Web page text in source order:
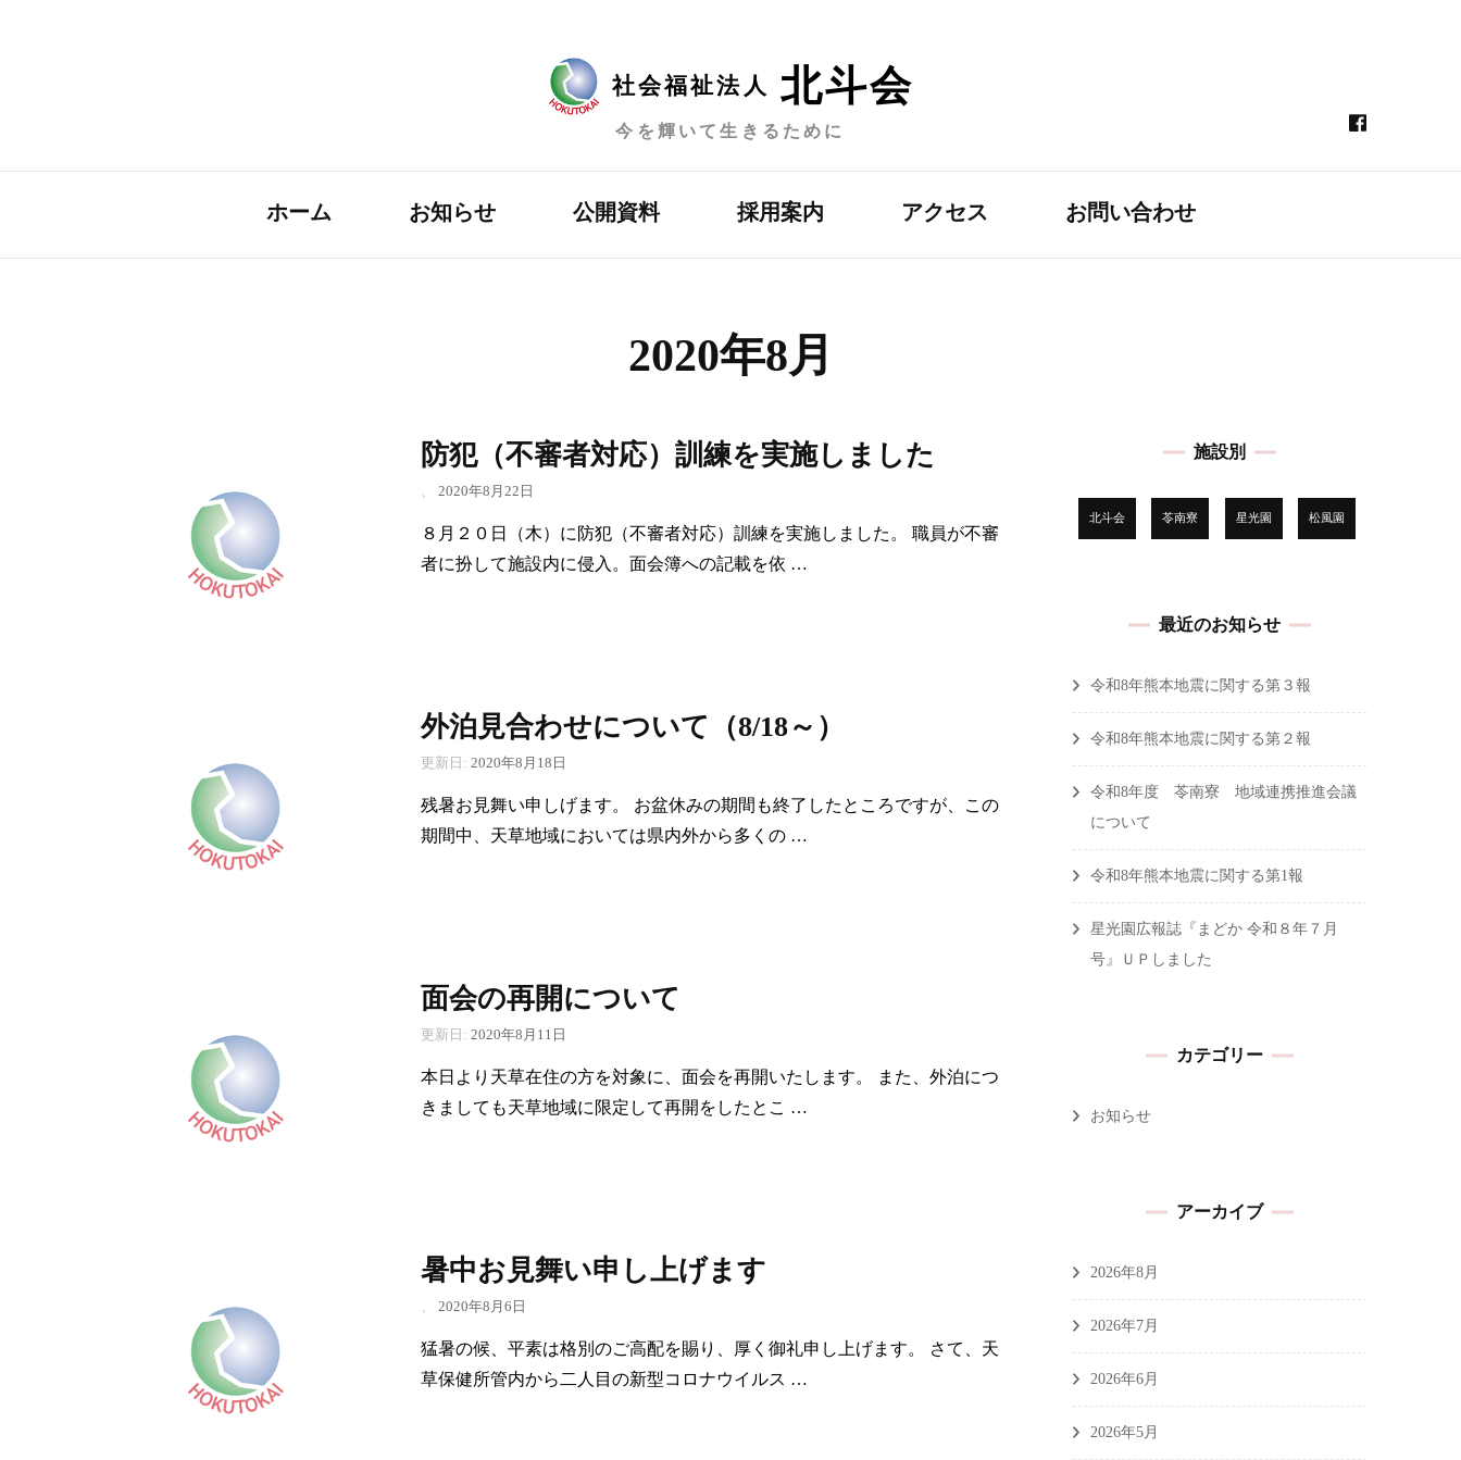
社会福祉法人 北斗会
今を輝いて生きるために
ホーム お知らせ 公開資料 採用案内 アクセス お問い合わせ
2020年8月
防犯（不審者対応）訓練を実施しました
2020年8月22日
８月２０日（木）に防犯（不審者対応）訓練を実施しました。 職員が不審
者に扮して施設内に侵入。面会簿への記載を依 …
外泊見合わせについて（8/18～）
更新日: 2020年8月18日
残暑お見舞い申しげます。 お盆休みの期間も終了したところですが、この
期間中、天草地域においては県内外から多くの …
面会の再開について
更新日: 2020年8月11日
本日より天草在住の方を対象に、面会を再開いたします。 また、外泊につ
きましても天草地域に限定して再開をしたとこ …
暑中お見舞い申し上げます
2020年8月6日
猛暑の候、平素は格別のご高配を賜り、厚く御礼申し上げます。 さて、天
草保健所管内から二人目の新型コロナウイルス …
施設別
北斗会 苓南寮 星光園 松風園
最近のお知らせ
令和8年熊本地震に関する第３報
令和8年熊本地震に関する第２報
令和8年度 苓南寮 地域連携推進会議
について
令和8年熊本地震に関する第1報
星光園広報誌『まどか 令和８年７月
号』ＵＰしました
カテゴリー
お知らせ
アーカイブ
2026年8月
2026年7月
2026年6月
2026年5月